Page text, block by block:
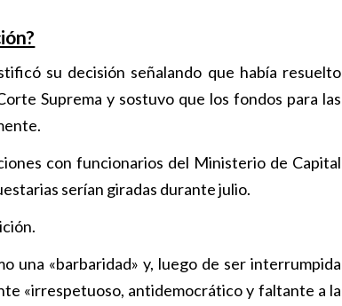
su decisión señalando que había resuelto
Suprema y sostuvo que los fondos para las
con funcionarios del Ministerio de Capital
serían giradas durante julio.
una «barbaridad» y, luego de ser interrumpida
«irrespetuoso, antidemocrático y faltante a la